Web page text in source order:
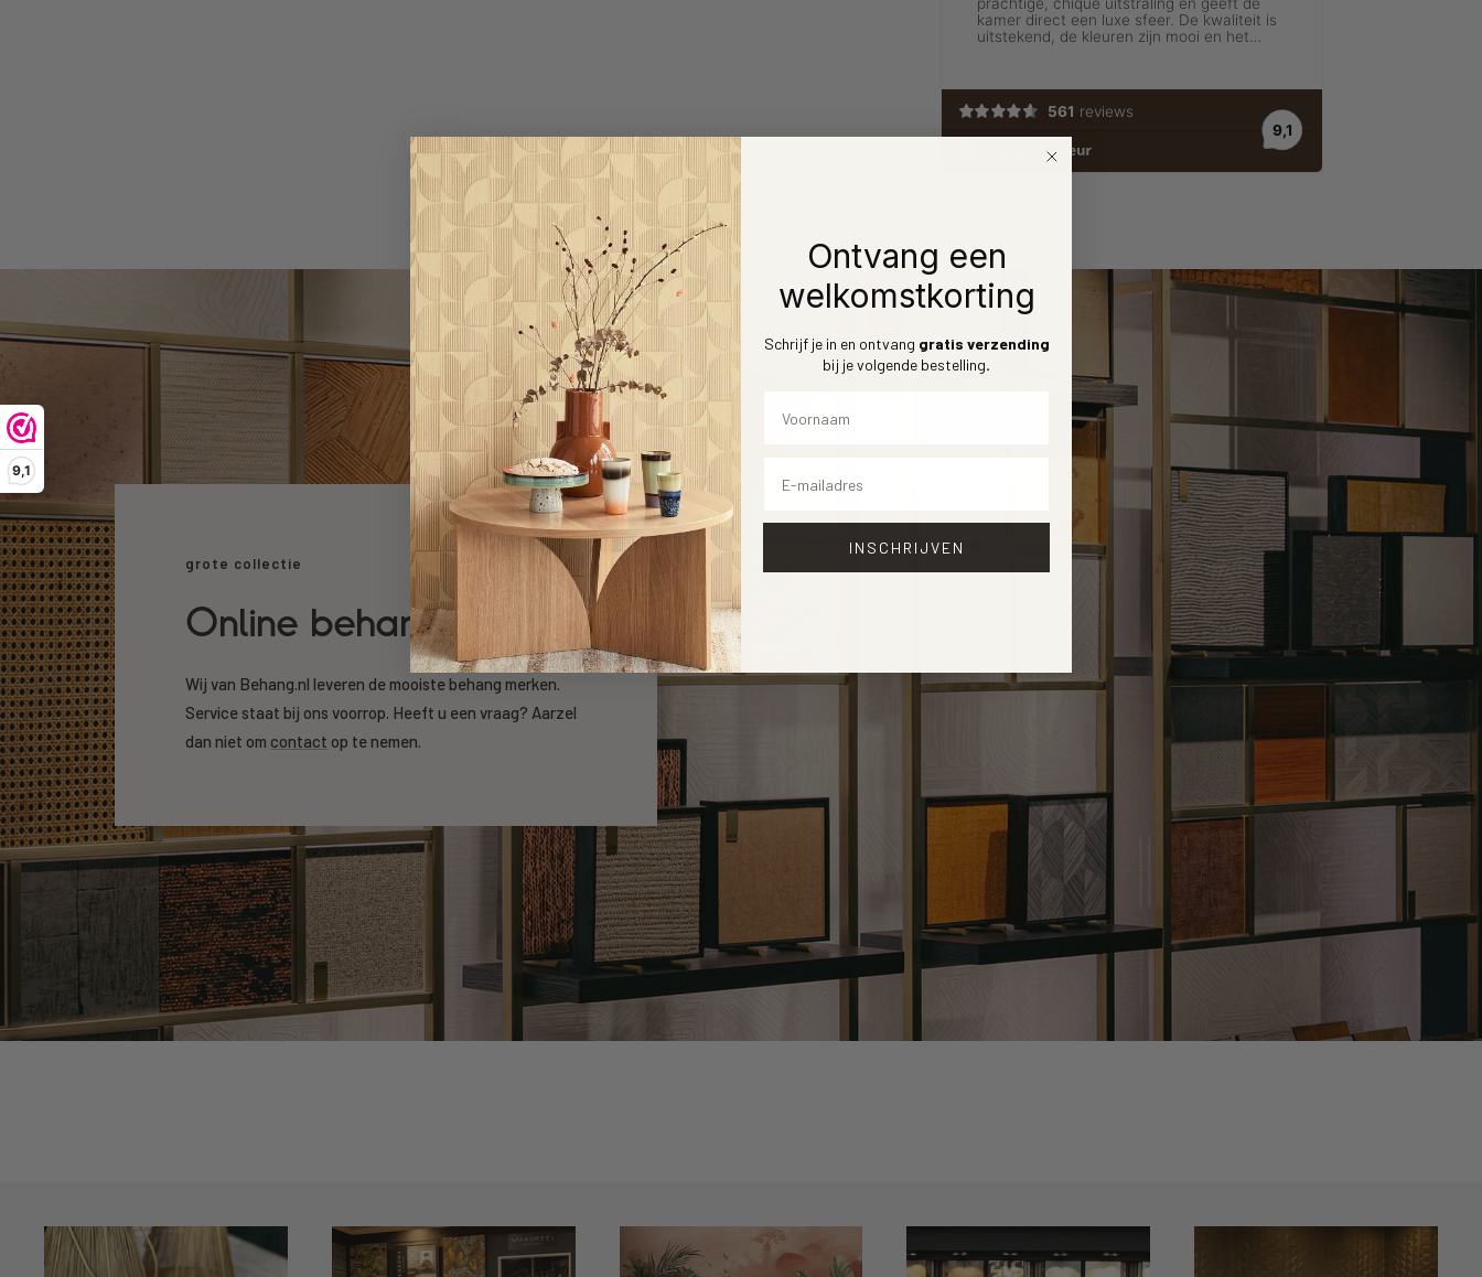
9,1
grote collectie
Online behang kopen
Wij van Behang.nl leveren de mooiste behang merken.
Service staat bij ons voorrop. Heeft u een vraag? Aarzel
dan niet omcontact op te nemen.
Ontvang een
welkomstkorting
Schrijf je in en ontvang gratis verzending
bij je volgende bestelling.
INSCHRIJVEN